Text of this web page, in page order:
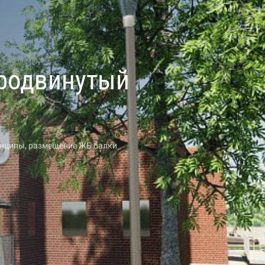
размещение ЖБ балки